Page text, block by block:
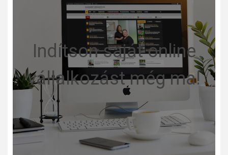
Indítson saját online
vállalkozást még ma!